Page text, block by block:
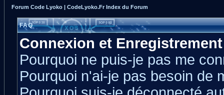
Forum Code Lyoko | CodeLyoko.Fr Index du Forum
FAQ
Connexion et Enregistrement
Pourquoi ne puis-je pas me
Pourquoi n'ai-je pas besoin de